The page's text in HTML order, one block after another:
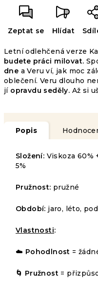
Letní odlehčená verze
budete práci milovat.
dne a Veru ví, jak moc
oblečení. Veru dlouho
jí opravdu seděly. Až si
Zeptat se Hlídat
Popis
Složení: Viskoza 60%
5%
Pružnost: pružné
Období: jaro, léto,
Vlastnosti:
☁️ Pohodlnost =
🌀 Pružnost =